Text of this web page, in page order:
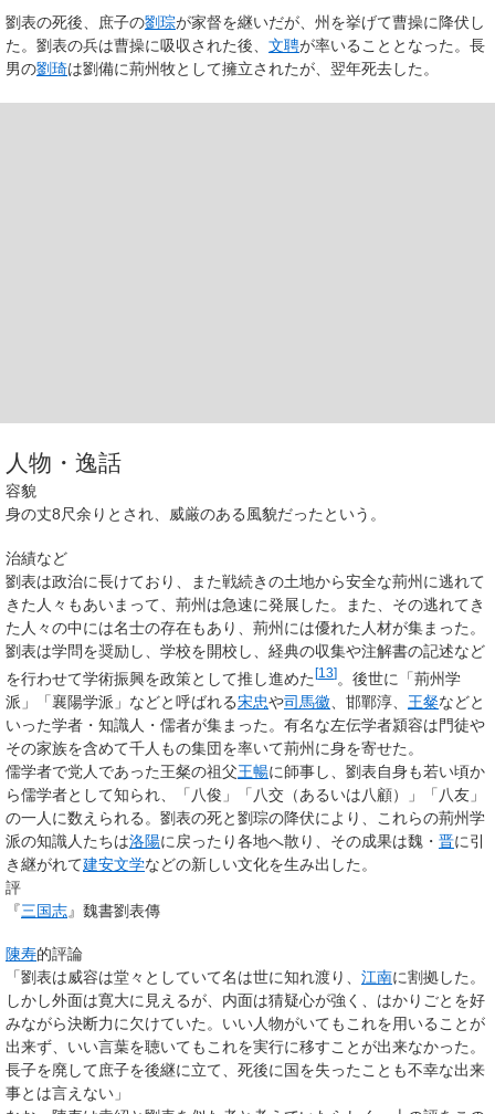
劉表の死後、庶子の劉琮が家督を継いだが、州を挙げて曹操に降伏し
た。劉表の兵は曹操に吸収された後、 文聘が率いることとなった。長
男の劉琦は劉備に荊州牧として擁立されたが、翌年死去した。
人物・逸話
容貌
身の丈8尺余りとされ、威厳のある風貌だったという。
治績など
劉表は政治に長けており、また戦続きの土地から安全な荊州に逃れて
きた人々もあいまって、荊州は急速に発展した。また、その逃れてき
た人々の中には名士の存在もあり、荊州には優れた人材が集まった。
劉表は学問を奨励し、学校を開校し、経典の収集や注解書の記述など
を行わせて学術振興を政策として推し進めた[13]。後世に「荊州学
派」「襄陽学派」などと呼ばれる宋忠や司馬徽 、邯鄲淳、 王粲などと
いった学者・知識人・儒者が集まった。有名な左伝学者潁容は門徒や
その家族を含めて千人もの集団を率いて荊州に身を寄せた。
儒学者で党人であった王粲の祖父王暢に師事し、劉表自身も若い頃か
ら儒学者として知られ、「八俊」「八交（あるいは八顧）」「八友」
の一人に数えられる。劉表の死と劉琮の降伏により、これらの荊州学
派の知識人たちは洛陽に戻ったり各地へ散り、その成果は魏・ 晋に引
き継がれて建安文学などの新しい文化を生み出した。
評
『三国志』魏書劉表傳
陳寿的評論
「劉表は威容は堂々としていて名は世に知れ渡り、 江南に割拠した。
しかし外面は寛大に見えるが、内面は猜疑心が強く、はかりごとを好
みながら決断力に欠けていた。いい人物がいてもこれを用いることが
出来ず、いい言葉を聴いてもこれを実行に移すことが出来なかった。
長子を廃して庶子を後継に立て、死後に国を失ったことも不幸な出来
事とは言えない」